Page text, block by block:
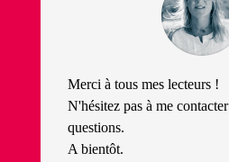
Merci à tous mes lecteurs !
N'hésitez pas à me
questions.
A bientôt.